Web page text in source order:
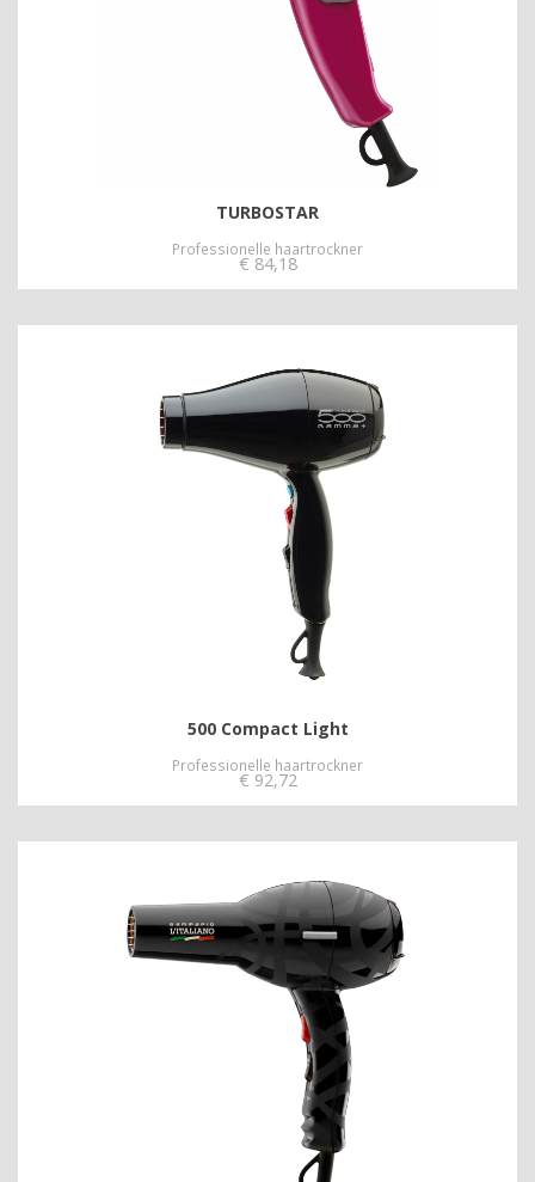
TURBOSTAR
Professionelle haartrockner
€ 84,18
500 Compact Light
Professionelle haartrockner
€ 92,72